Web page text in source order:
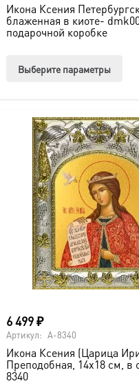
Икона Ксения
блаженная в киоте-
подарочной коробке
Выберите параметры
на
6 499₽
Артикул: A-8340
Икона Ксения (Царица
Преподобная, 14х18 см, в
8340